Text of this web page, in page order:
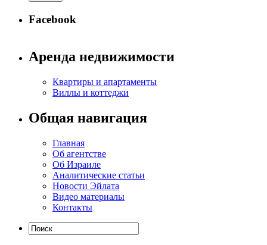
Facebook
Аренда недвижимости
Квартиры и апартаменты
Виллы и коттеджи
Общая навигация
Главная
Об агентстве
Об Израиле
Аналитические статьи
Новости Эйлата
Видео материалы
Контакты